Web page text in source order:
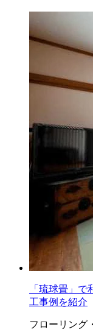
「琉球畳」
工事例を紹介
フローリング